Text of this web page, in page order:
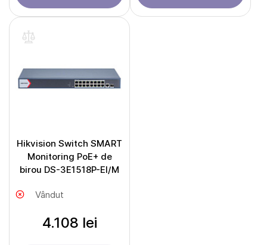
Hikvision Switch SMART
Monitoring PoE+ de
birou DS-3E1518P-EI/M
Vândut
4.108 lei